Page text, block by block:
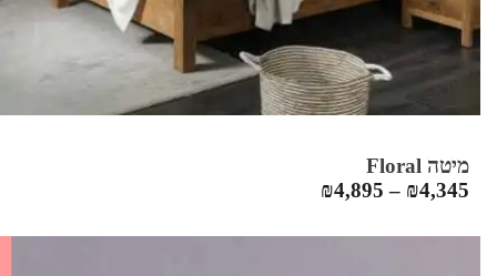
מיטה Floral
₪4,345
–
₪4,895